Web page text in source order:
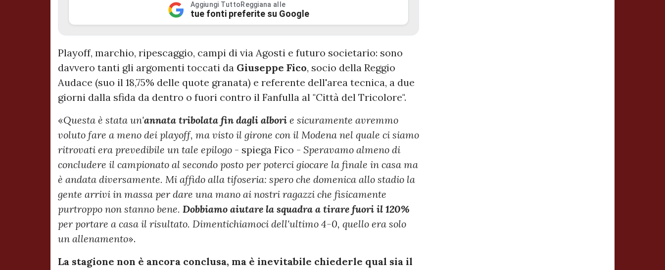
Aggiungi TuttoReggiana alle
tue fonti preferite su Google
Playoff, marchio, ripescaggio, campi di via Agosti e futuro societario: sono
davvero tanti gli argomenti toccati da Giuseppe Fico, socio della Reggio
Audace (suo il 18,75% delle quote granata) e referente dell'area tecnica, a due
giorni dalla sfida da dentro o fuori contro il Fanfulla al "Città del Tricolore".
«Questa è stata un'annata tribolata fin dagli albori e sicuramente avremmo
voluto fare a meno dei playoff, ma visto il girone con il Modena nel quale ci siamo
ritrovati era prevedibile un tale epilogo - spiega Fico - Speravamo almeno di
concludere il campionato al secondo posto per poterci giocare la finale in casa ma
è andata diversamente. Mi affido alla tifoseria: spero che domenica allo stadio la
gente arrivi in massa per dare una mano ai nostri ragazzi che fisicamente
purtroppo non stanno bene. Dobbiamo aiutare la squadra a tirare fuori il 120%
per portare a casa il risultato. Dimentichiamoci dell'ultimo 4-0, quello era solo
un allenamento».
La stagione non è ancora conclusa, ma è inevitabile chiederle qual sia il